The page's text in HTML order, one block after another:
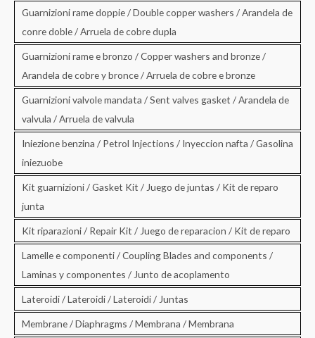
Guarnizioni rame doppie / Double copper washers / Arandela de
conre doble / Arruela de cobre dupla
Guarnizioni rame e bronzo / Copper washers and bronze /
Arandela de cobre y bronce / Arruela de cobre e bronze
Guarnizioni valvole mandata / Sent valves gasket / Arandela de
valvula / Arruela de valvula
Iniezione benzina / Petrol Injections / Inyeccion nafta / Gasolina
iniezuobe
Kit guarnizioni / Gasket Kit / Juego de juntas / Kit de reparo
junta
Kit riparazioni / Repair Kit / Juego de reparacion / Kit de reparo
Lamelle e componenti / Coupling Blades and components /
Laminas y componentes / Junto de acoplamento
Lateroidi / Lateroidi / Lateroidi / Juntas
Membrane / Diaphragms / Membrana / Membrana